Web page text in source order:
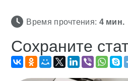
Время прочтения: 4мин.
Сохраните